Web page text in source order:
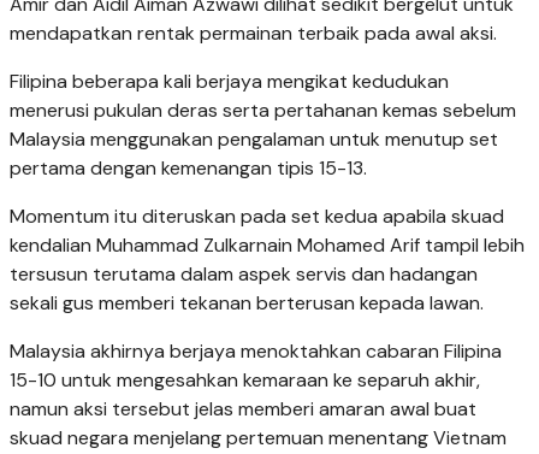
mendapatkan rentak permainan terbaik pada awal aksi.
Filipina beberapa kali berjaya mengikat kedudukan
menerusi pukulan deras serta pertahanan kemas sebelum
Malaysia menggunakan pengalaman untuk menutup set
pertama dengan kemenangan tipis 15-13.
Momentum itu diteruskan pada set kedua apabila skuad
kendalian Muhammad Zulkarnain Mohamed Arif tampil lebih
tersusun terutama dalam aspek servis dan hadangan
sekali gus memberi tekanan berterusan kepada lawan.
Malaysia akhirnya berjaya menoktahkan cabaran Filipina
15-10 untuk mengesahkan kemaraan ke separuh akhir,
namun aksi tersebut jelas memberi amaran awal buat
skuad negara menjelang pertemuan menentang Vietnam